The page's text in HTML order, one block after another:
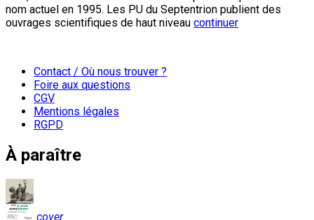
nom actuel en 1995. Les PU du Septentrion publient des
ouvrages scientifiques de haut niveau continuer
Contact / Où nous trouver ?
Foire aux questions
CGV
Mentions légales
RGPD
À paraître
cover